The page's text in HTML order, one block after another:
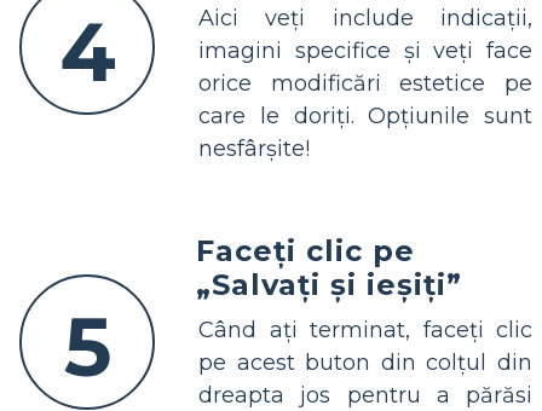
4
Aici veți include indicații,
imagini specifice și veți face
orice modificări estetice pe
care le doriți. Opțiunile sunt
nesfârșite!
5
Faceți clic pe
„Salvați și ieșiți”
Când ați terminat, faceți clic
pe acest buton din colțul din
dreapta jos pentru a părăsi